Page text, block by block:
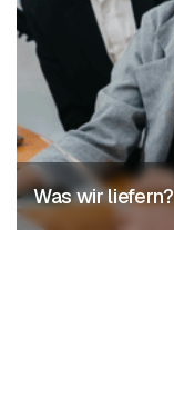
Was wir liefern?